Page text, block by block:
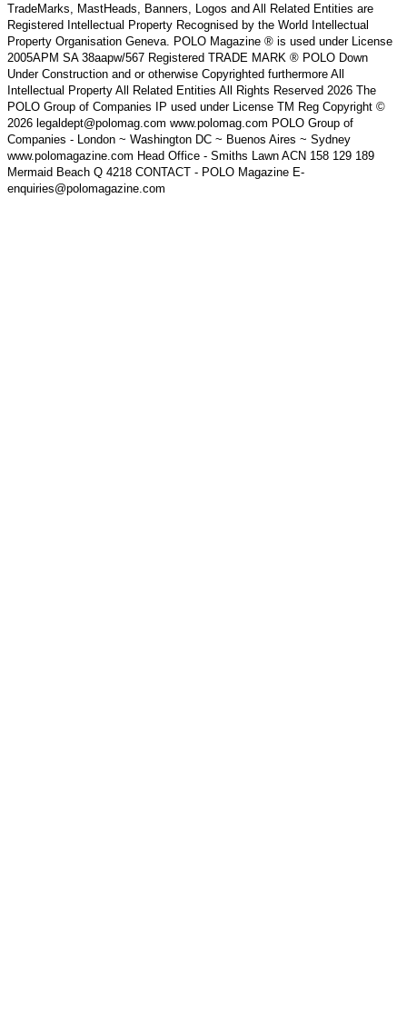
TradeMarks, MastHeads, Banners, Logos and All Related Entities are
Registered Intellectual Property Recognised by the World Intellectual
Property Organisation Geneva. POLO Magazine ® is used under License
2005APM SA 38aapw/567 Registered TRADE MARK ® POLO Down
Under Construction and or otherwise Copyrighted furthermore All
Intellectual Property All Related Entities All Rights Reserved 2026 The
POLO Group of Companies IP used under License TM Reg Copyright ©
2026 legaldept@polomag.com www.polomag.com POLO Group of
Companies - London ~ Washington DC ~ Buenos Aires ~ Sydney
www.polomagazine.com Head Office - Smiths Lawn ACN 158 129 189
Mermaid Beach Q 4218 CONTACT - POLO Magazine E-
enquiries@polomagazine.com